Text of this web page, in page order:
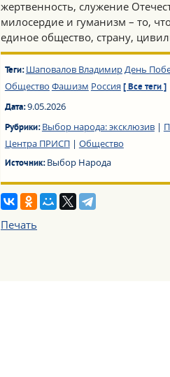
жертвенность, служение
милосердие и гуманизм – то,
единое общество, страну,
Теги: Шаповалов ВладимирДень
Общество Фашизм Россия [ Все теги ]
Дата:9.05.2026
Рубрики:Выбор народа: эксклюзив|
Центра ПРИСП| Общество
Источник:Выбор Народа
Печать